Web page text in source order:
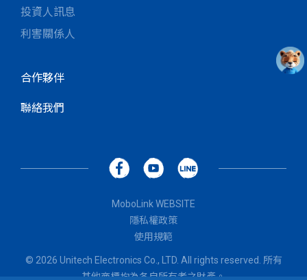
投資人訊息
利害關係人
合作夥伴
聯絡我們
MoboLink WEBSITE
隱私權政策
使用規範
© 2026 Unitech Electronics Co., LTD. All rights reserved. 所有
其他商標均為各自所有者之財產。